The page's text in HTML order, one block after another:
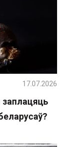
заплацяць
17.07.2026